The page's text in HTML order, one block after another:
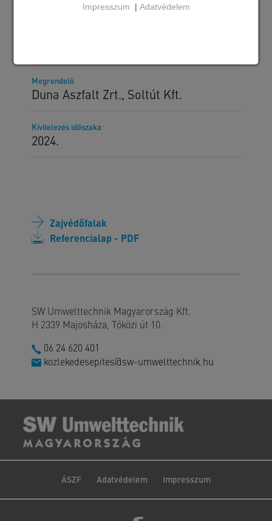
Megrendelő
Duna Aszfalt Zrt., Soltút Kft.
Kivitelezés időszaka
2024.
Zajvédőfalak
Referencialap - PDF
SW Umwelttechnik Magyarország Kft.
H 2339 Majosháza, Tóközi út 10.
06 24 620 401
kozlekedesepites@sw-umwelttechnik.hu
ÁSZF Adatvédelem Impresszum
Impresszum | Adatvédelem